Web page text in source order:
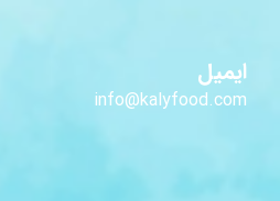
ایمیل
info@kalyfood.com